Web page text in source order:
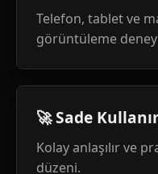
Telefon, tablet ve
görüntüleme
🚀 Sade
Kolay anlaşılır ve
düzeni.